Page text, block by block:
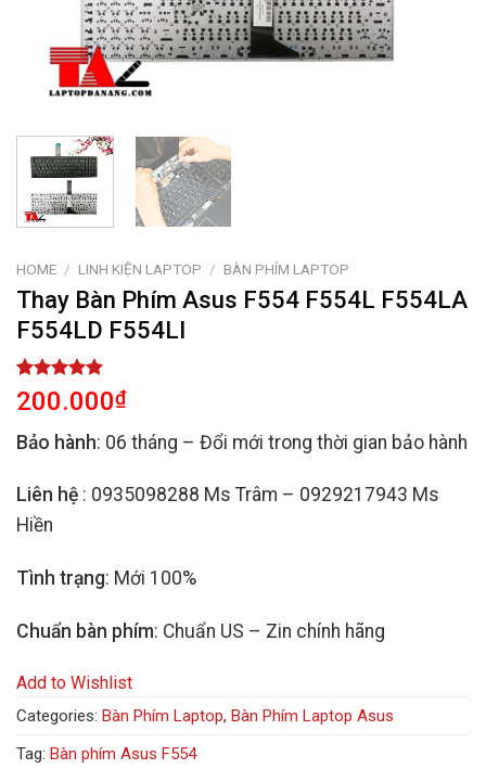
HOME / LINH KIỆN LAPTOP / BÀN PHÍM LAPTOP
Thay Bàn Phím Asus F554 F554L F554LA
F554LD F554LI
Rated
5.00
out of 5
2
customer
200.000₫
Bảo hành: 06 tháng – Đổi mới trong thời gian bảo hành
Liên hệ : 0935098288 Ms Trâm – 0929217943 Ms
Hiền
Tình trạng: Mới 100%
Chuẩn bàn phím: Chuẩn US – Zin chính hãng
Add to Wishlist
Categories: Bàn Phím Laptop, Bàn Phím Laptop Asus
Tag: Bàn phím Asus F554